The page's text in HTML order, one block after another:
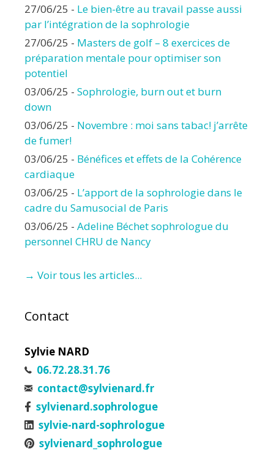
27/06/25 - Le bien-être au travail passe aussi
par l’intégration de la sophrologie
27/06/25 - Masters de golf – 8 exercices de
préparation mentale pour optimiser son
potentiel
03/06/25 - Sophrologie, burn out et burn
down
03/06/25 - Novembre : moi sans tabac! j’arrête
de fumer!
03/06/25 - Bénéfices et effets de la Cohérence
cardiaque
03/06/25 - L’apport de la sophrologie dans le
cadre du Samusocial de Paris
03/06/25 - Adeline Béchet sophrologue du
personnel CHRU de Nancy
→ Voir tous les articles...
Contact
Sylvie NARD
06.72.28.31.76
contact@sylvienard.fr
sylvienard.sophrologue
sylvie-nard-sophrologue
sylvienard_sophrologue